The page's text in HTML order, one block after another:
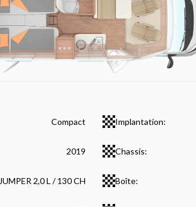
Compact Implantation:
2019 Chassis:
2,0 L / 130 CH Boîte: